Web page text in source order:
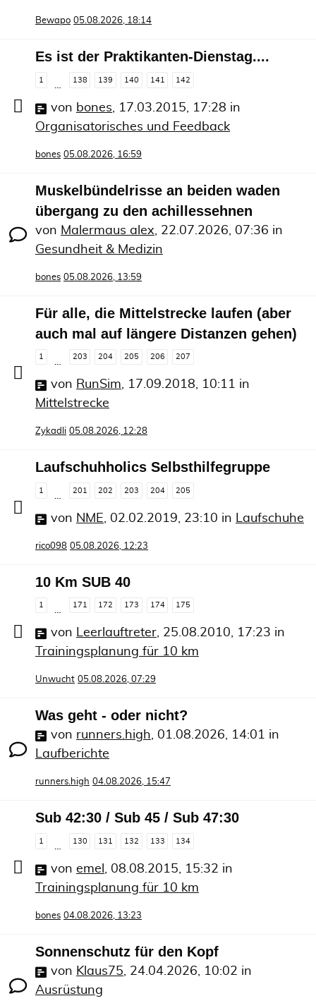
Bewapo 05.08.2026, 18:14
Es ist der Praktikanten-Dienstag....
1 138 139 140 141 142
von bones 17.03.2015, 17:28 in
Organisatorisches und Feedback
bones 05.08.2026, 16:59
Muskelbündelrisse an beiden waden
übergang zu den achillessehnen
von Malermaus alex 22.07.2026, 07:36 in
Gesundheit & Medizin
bones 05.08.2026, 13:59
Für alle, die Mittelstrecke laufen (aber
auch mal auf längere Distanzen gehen)
1
…
203 204 205 206 207
von RunSim, 17.09.2018, 10:11 in
Mittelstrecke
Zykadli 05.08.2026, 12:28
Laufschuhholics Selbsthilfegruppe
1 201 202 203 204 205
von NME 02.02.2019, 23:10 in Laufschuhe
rico098 05.08.2026, 12:23
10 Km SUB 40
1
…
171 172 173 174 175
von Leerlauftreter, 25.08.2010, 17:23 in
Trainingsplanung für 10 km
Unwucht 05.08.2026, 07:29
Was geht - oder nicht?
von runners.high, 01.08.2026, 14:01 in
Laufberichte
runners.high 04.08.2026, 15:47
Sub 42:30 / Sub 45 / Sub 47:30
1 130 131 132 133 134
von emel 08.08.2015, 15:32 in
Trainingsplanung für 10 km
bones 04.08.2026, 13:23
Sonnenschutz für den Kopf
von Klaus75 24.04.2026, 10:02 in
Ausrüstung